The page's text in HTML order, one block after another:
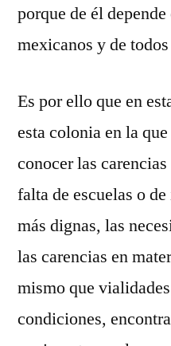
porque de él
mexicanos y de
Es por ello que en
esta colonia en la
conocer las
falta de escuelas o
más dignas, las
las carencias en
mismo que
condiciones,